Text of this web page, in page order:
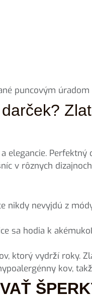
puncovým
elegancie.
v rôznych
nikdy nevyjdú z
sa hodia k
ktorý vydrží roky.
kov,